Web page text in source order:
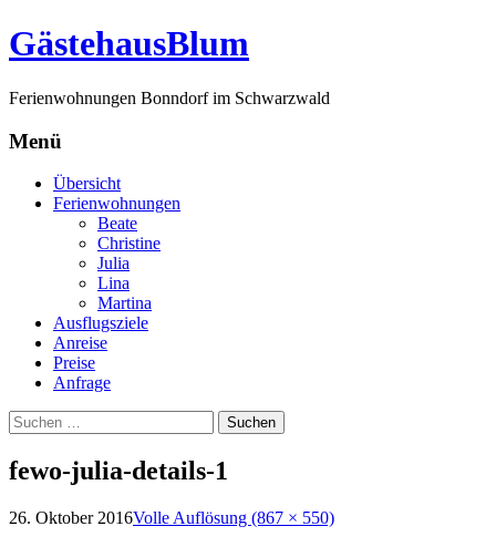
GästehausBlum
Ferienwohnungen Bonndorf im Schwarzwald
Menü
Zum
Inhalt
Übersicht
Ferienwohnungen
Beate
Christine
Julia
Lina
Martina
Ausflugsziele
Anreise
Preise
Anfrage
Suchen
nach:
fewo-julia-details-1
26. Oktober 2016Volle Auflösung (867 × 550)